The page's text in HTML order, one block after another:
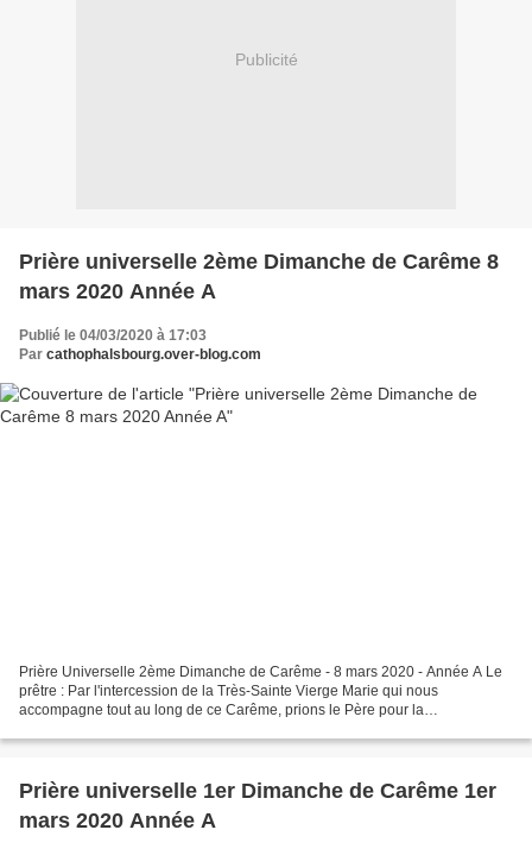
Publicité
Prière universelle 2ème Dimanche de Carême 8
mars 2020 Année A
Publié le 04/03/2020 à 17:03
Par cathophalsbourg.over-blog.com
Prière Universelle 2ème Dimanche de Carême - 8 mars 2020 - Année A Le
prêtre : Par l'intercession de la Très-Sainte Vierge Marie qui nous
accompagne tout au long de ce Carême, prions le Père pour la
Prière universelle 1er Dimanche de Carême 1er
mars 2020 Année A